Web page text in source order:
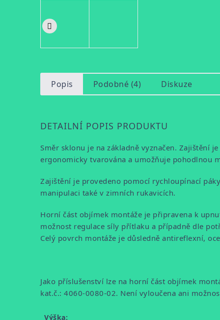
Popis Podobné (4) Diskuze
DETAILNÍ POPIS PRODUKTU
Směr sklonu je na základně vyznačen. Zajištění
ergonomicky tvarována a umožňuje pohodlnou
Zajištění je provedeno pomocí rychloupínací
manipulaci také v zimních rukavicích.
Horní část objímek montáže je připravena k
možnost regulace síly přítlaku a případně dle
Celý povrch montáže je důsledně antireflexní,
Jako příslušenství lze na horní část objímek
kat.č.: 4060-0080-02. Není vyloučena ani
Výška: